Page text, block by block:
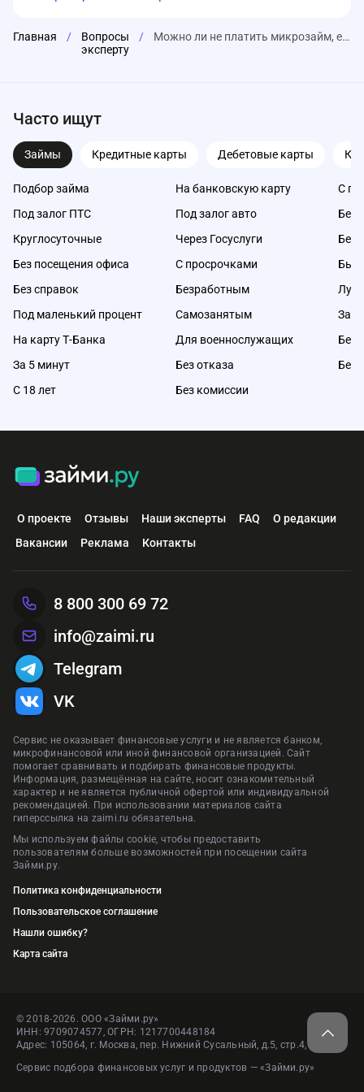
Главная /
Вопросы
эксперту
/ Можно ли не платить микрозайм, если МФО нарушила условия договора или начисляет завышенные проценты?
Часто ищут
Займы Кредитные карты Дебетовые карты
Подбор займа
Под залог ПТС
Круглосуточные
Без посещения офиса
Без справок
Под маленький процент
На карту Т-Банка
За 5 минут
С 18 лет
На банковскую карту
Под залог авто
Через Госуслуги
С просрочками
Безработным
Самозанятым
Для военнослужащих
Без отказа
Без комиссии
С
Без
Без
Без
Без
О проекте Отзывы Наши эксперты FAQ
О редакции
Вакансии
Реклама Контакты
Сервис не оказывает финансовые услуги и не является банком,
микрофинансовой или иной финансовой организацией. Сайт
помогает сравнивать и подбирать финансовые продукты.
Информация, размещённая на сайте, носит ознакомительный
характер и не является публичной офертой или индивидуальной
рекомендацией. При использовании материалов сайта
гиперссылка на zaimi.ru обязательна.
Мы используем файлы cookie, чтобы предоставить
пользователям больше возможностей при посещении сайта
Займи.ру.
Политика конфиденциальности
Пользовательское соглашение
Нашли ошибку?
Карта сайта
8 800 300 69 72
info@zaimi.ru
Telegram
VK
© 2018-2026. ООО «Займи.ру»
ИНН: 9709074577, ОГРН: 1217700448184
Адрес: 105064, г. Москва, пер. Нижний Сусальный, д.5, стр.4, пом.1
Сервис подбора финансовых услуг и продуктов — «Займи.ру»